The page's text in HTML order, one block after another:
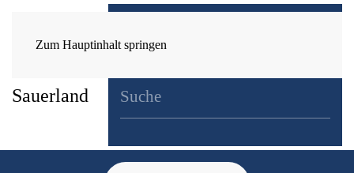
Zum Hauptinhalt springen